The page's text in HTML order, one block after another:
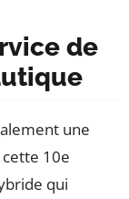
de
une
10e
qui